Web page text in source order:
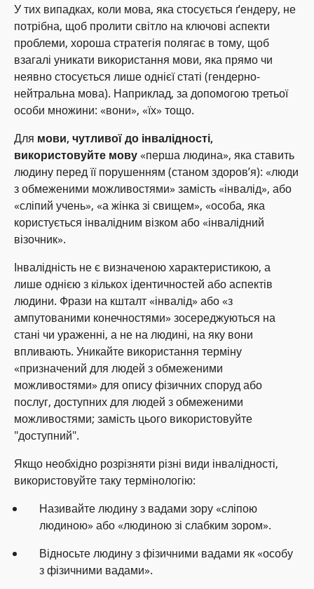
У тих випадках, коли мова, яка стосується ґендеру, не
потрібна, щоб пролити світло на ключові аспекти
проблеми, хороша стратегія полягає в тому, щоб
взагалі уникати використання мови, яка прямо чи
неявно стосується лише однієї статі (гендерно-
нейтральна мова). Наприклад, за допомогою третьої
особи множини: «вони», «їх» тощо.
Для мови, чутливої до інвалідності,
використовуйте мову «перша людина», яка ставить
людину перед її порушенням (станом здоров’я): «люди
з обмеженими можливостями» замість «інвалід», або
«сліпий учень», «а жінка зі свищем», «особа, яка
користується інвалідним візком або «інвалідний
візочник».
Інвалідність не є визначеною характеристикою, а
лише однією з кількох ідентичностей або аспектів
людини. Фрази на кшталт «інвалід» або «з
ампутованими конечностями» зосереджуються на
стані чи ураженні, а не на людині, на яку вони
впливають. Уникайте використання терміну
«призначений для людей з обмеженими
можливостями» для опису фізичних споруд або
послуг, доступних для людей з обмеженими
можливостями; замість цього використовуйте
"доступний".
Якщо необхідно розрізняти різні види інвалідності,
використовуйте таку термінологію:
Називайте людину з вадами зору «сліпою
людиною» або «людиною зі слабким зором».
Відносьте людину з фізичними вадами як «особу
з фізичними вадами».